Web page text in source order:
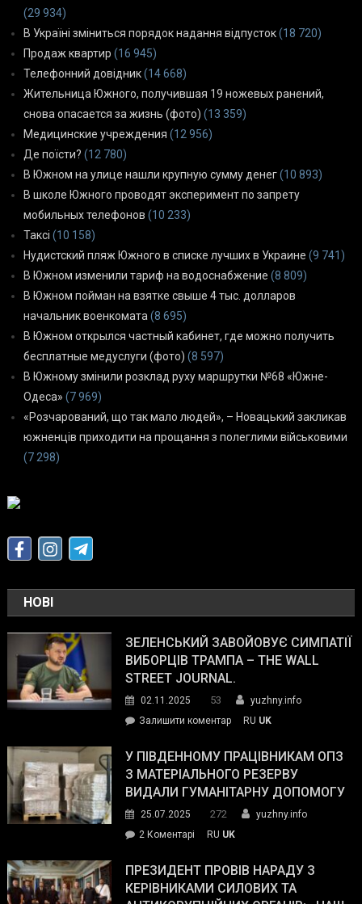
(29 934)
В Україні зміниться порядок надання відпусток(18 720)
Продаж квартир (16 945)
Телефонний довідник(14 668)
Жительница Южного, получившая 19 ножевых ранений,
снова опасается за жизнь (фото) (13 359)
Медицинские учреждения (12 956)
Де поїсти? (12 780)
В Южном на улице нашли крупную сумму денег(10 893)
В школе Южного проводят эксперимент по запрету
мобильных телефонов (10 233)
Таксі (10 158)
Нудистский пляж Южного в списке лучших в Украине (9 741)
В Южном изменили тариф на водоснабжение (8 809)
В Южном пойман на взятке свыше 4 тыс. долларов
начальник военкомата (8 695)
В Южном открылся частный кабинет, где можно получить
бесплатные медуслуги (фото) (8 597)
В Южному змінили розклад руху маршрутки №68 «Южне-
Одеса» (7 969)
«Розчарований, що так мало людей», – Новацький закликав
южненців приходити на прощання з полеглими військовими
(7 298)
НОВІ
ЗЕЛЕНСЬКИЙ ЗАВОЙОВУЄ СИМПАТІЇ
ВИБОРЦІВ ТРАМПА – THE WALL
STREET JOURNAL.
02.11.2025 53
yuzhny.info
Залишити коментарon
завойовує
симпатії
виборців
The
Street
Journal.
RU UK
У ПІВДЕННОМУ ПРАЦІВНИКАМ ОПЗ
З МАТЕРІАЛЬНОГО РЕЗЕРВУ
ВИДАЛИ ГУМАНІТАРНУ ДОПОМОГУ
25.07.2025 272
yuzhny.info
2 Коментарі
Південному
працівникам
ОПЗ
RU UK
ПРЕЗИДЕНТ ПРОВІВ НАРАДУ З
КЕРІВНИКАМИ СИЛОВИХ ТА